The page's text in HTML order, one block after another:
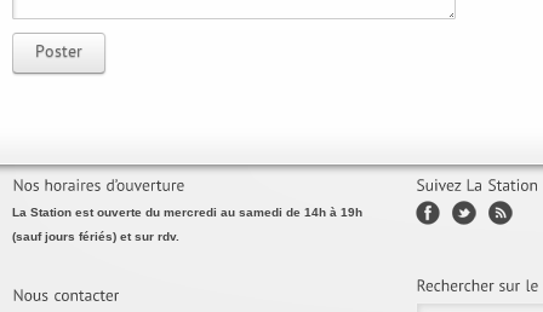
Poster
La Station est ouverte du mercredi au samedi de 14h à 19h
(sauf jours fériés) et sur rdv.